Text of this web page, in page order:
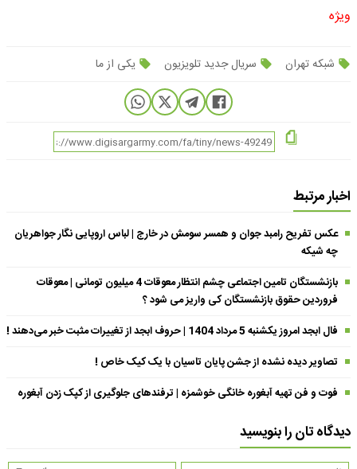
ویژه
شبکه تهران سریال جدید تلویزیون یکی از ما
اخبار مرتبط
عکس تفریح رامبد جوان و همسر سومش در خارج | لباس اروپایی نگار جواهریان
چه شیکه
بازنشستگان تامین اجتماعی چشم انتظار معوقات 4 میلیون تومانی | معوقات
فروردین حقوق بازنشستگان کی واریز می شود ؟
فال ابجد امروز یکشنبه 5 مرداد 1404 | حروف ابجد از تغییرات مثبت خبر می‌دهند !
تصاویر دیده نشده از جشن پایان تاسیان با یک کیک خاص !
فوت و فن تهیه آبغوره خانگی خوشمزه | ترفندهای جلوگیری از کپک زدن آبغوره
دیدگاه تان را بنویسید